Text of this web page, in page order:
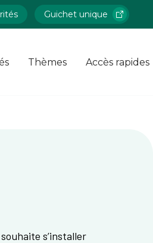
Guichet unique
Thèmes Accès rapides
s’installer